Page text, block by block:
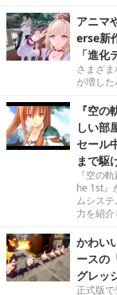
アニマ
erse新
「進化
さまざ
が増し
『空
しい部
セール
まで駆
『空の
he 1st』
ムシス
力を紹介
かわい
ースの
グレッ
正式版